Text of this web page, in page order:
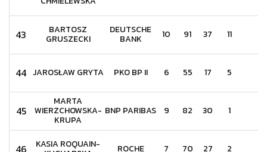
43 BARTOSZ
GRUSZECKI
DEUTSCHE
BANK 10 91 37 11
44 JAROSŁAW GRYTA PKO BP II 6 55 17 5
45
MARTA
WIERZCHOWSKA-
KRUPA
BNP PARIBAS 9 82 30 1
46 KASIA ROQUAIN- ROCHE 7 70 27 2